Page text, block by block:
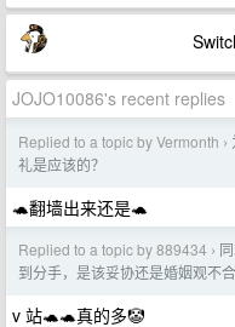
JOJO10086's recent replies
Replied to a topic by Vermonth ›
礼是应该的？
🐢翻墙出来还是🐢
Replied to a topic by 889434 ›
到分手，是该妥协还是婚姻观不合
v 站🐢🐢真的多🤡